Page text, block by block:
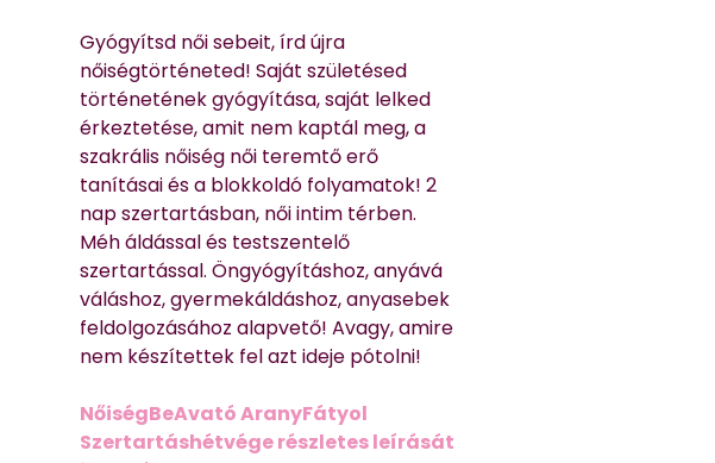
Gyógyítsd női sebeit, írd újra
nőiségtörténeted! Saját születésed
történetének gyógyítása, saját lelked
érkeztetése, amit nem kaptál meg, a
szakrális nőiség női teremtő erő
tanításai és a blokkoldó folyamatok! 2
nap szertartásban, női intim térben.
Méh áldással és testszentelő
szertartással. Öngyógyításhoz, anyává
váláshoz, gyermekáldáshoz, anyasebek
feldolgozásához alapvető! Avagy, amire
nem készítettek fel azt ideje pótolni!
NőiségBeAvató AranyFátyol
Szertartáshétvége részletes leírását